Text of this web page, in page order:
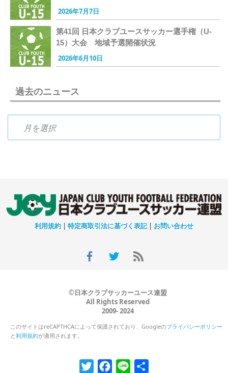
2026年7月7日
第41回 日本クラブユースサッカー選手権（U-
15）大会 地域予選開催状況
2026年6月10日
過去のニュース
利用規約 | 特定商取引法に基づく表記| お問い合わせ
©日本クラブサッカーユース連盟
All Rights Reserved
2009- 2024
このサイトはreCAPTHCAによって保護されており、Googleのプライバシーポリシー
と利用規約が適用されます。
TwitterFacebook
Line